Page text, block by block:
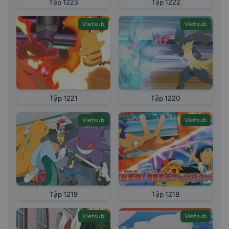
Tập 1223 Tập 1222
Vietsub
Tập 1221
Vietsub
Tập 1220
Vietsub
Tập 1219
Vietsub
Tập 1218
Vietsub Vietsub